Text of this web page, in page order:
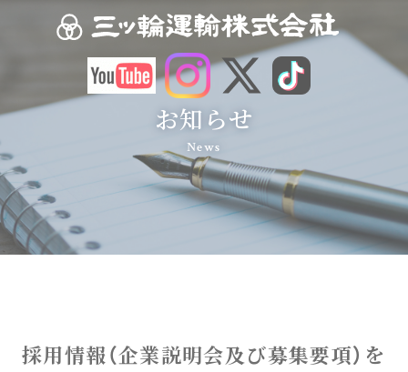
お知らせ
News
採用情報（企業説明会及び募集要項）を